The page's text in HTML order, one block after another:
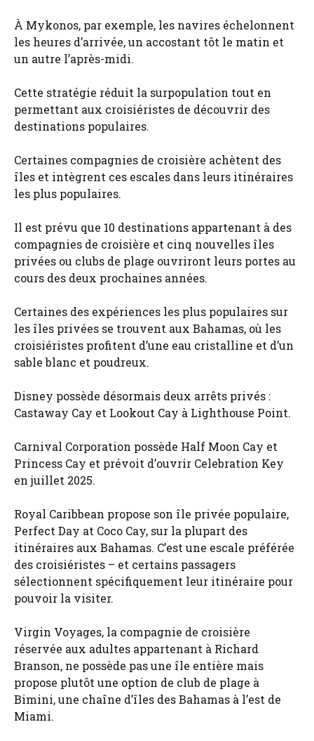
À Mykonos, par exemple, les navires échelonnent
les heures d’arrivée, un accostant tôt le matin et
un autre l’après-midi.
Cette stratégie réduit la surpopulation tout en
permettant aux croisiéristes de découvrir des
destinations populaires.
Certaines compagnies de croisière achètent des
îles et intègrent ces escales dans leurs itinéraires
les plus populaires.
Il est prévu que 10 destinations appartenant à des
compagnies de croisière et cinq nouvelles îles
privées ou clubs de plage ouvriront leurs portes au
cours des deux prochaines années.
Certaines des expériences les plus populaires sur
les îles privées se trouvent aux Bahamas, où les
croisiéristes profitent d’une eau cristalline et d’un
sable blanc et poudreux.
Disney possède désormais deux arrêts privés :
Castaway Cay et Lookout Cay à Lighthouse Point.
Carnival Corporation possède Half Moon Cay et
Princess Cay et prévoit d’ouvrir Celebration Key
en juillet 2025.
Royal Caribbean propose son île privée populaire,
Perfect Day at Coco Cay, sur la plupart des
itinéraires aux Bahamas. C’est une escale préférée
des croisiéristes – et certains passagers
sélectionnent spécifiquement leur itinéraire pour
pouvoir la visiter.
Virgin Voyages, la compagnie de croisière
réservée aux adultes appartenant à Richard
Branson, ne possède pas une île entière mais
propose plutôt une option de club de plage à
Bimini, une chaîne d’îles des Bahamas à l’est de
Miami.